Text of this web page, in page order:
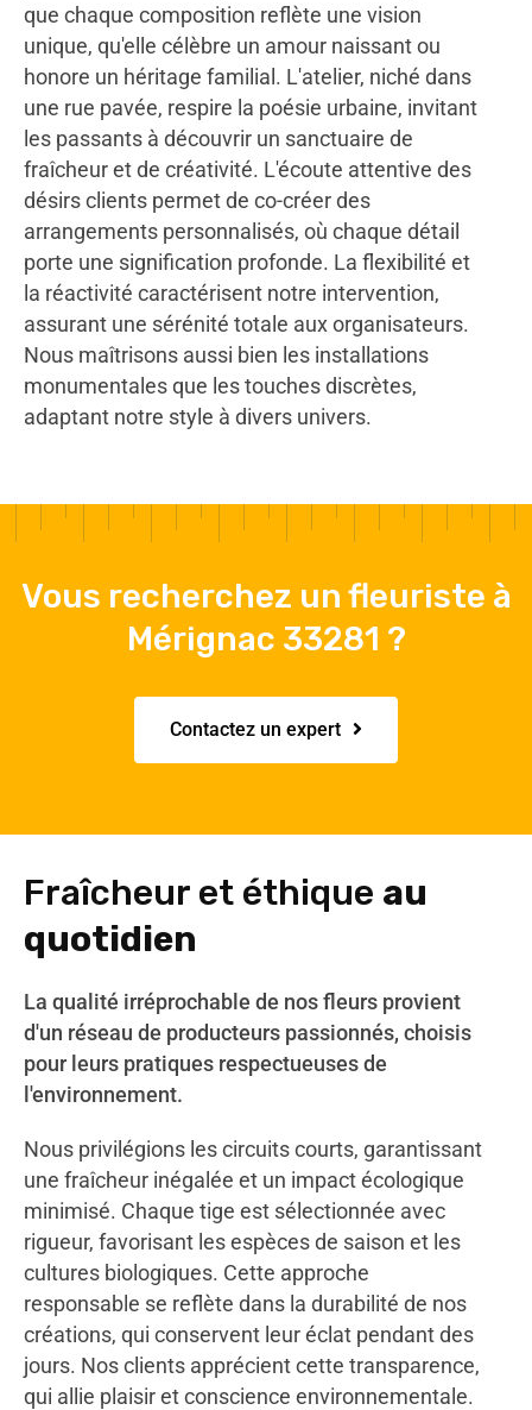
que chaque composition reflète une vision
unique, qu'elle célèbre un amour naissant ou
honore un héritage familial. L'atelier, niché dans
une rue pavée, respire la poésie urbaine, invitant
les passants à découvrir un sanctuaire de
fraîcheur et de créativité. L'écoute attentive des
désirs clients permet de co-créer des
arrangements personnalisés, où chaque détail
porte une signification profonde. La flexibilité et
la réactivité caractérisent notre intervention,
assurant une sérénité totale aux organisateurs.
Nous maîtrisons aussi bien les installations
monumentales que les touches discrètes,
adaptant notre style à divers univers.
Vous recherchez un fleuriste à
Mérignac 33281 ?
Contactez un expert
Fraîcheur et éthique au
quotidien
La qualité irréprochable de nos fleurs provient
d'un réseau de producteurs passionnés, choisis
pour leurs pratiques respectueuses de
l'environnement.
Nous privilégions les circuits courts, garantissant
une fraîcheur inégalée et un impact écologique
minimisé. Chaque tige est sélectionnée avec
rigueur, favorisant les espèces de saison et les
cultures biologiques. Cette approche
responsable se reflète dans la durabilité de nos
créations, qui conservent leur éclat pendant des
jours. Nos clients apprécient cette transparence,
qui allie plaisir et conscience environnementale.